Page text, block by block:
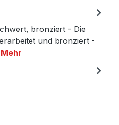
bronziert - Die
und bronziert -
Mehr